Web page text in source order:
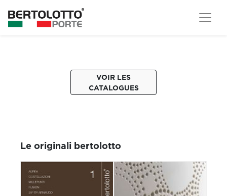
VOIR LES
CATALOGUES
Le originali bertolotto